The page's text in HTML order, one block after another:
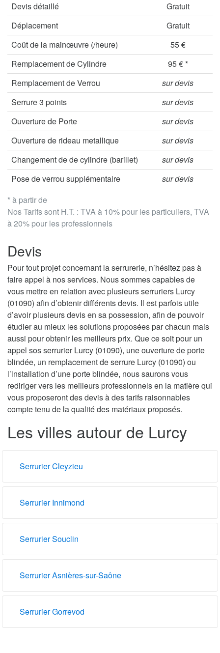
* à partir de
Nos Tarifs sont H.T. : TVA à 10% pour les particuliers, TVA
à 20% pour les professionnels
Devis détaillé
Gratuit
Déplacement
Gratuit
Coût de la mainœuvre (/heure)
55 €
Remplacement de Cylindre
95 € *
Remplacement de Verrou
sur devis
Serrure 3 points
sur devis
Ouverture de Porte
sur devis
Ouverture de rideau metallique
sur devis
Changement de de cylindre (barillet)
sur devis
Pose de verrou supplémentaire
sur devis
Devis
Pour tout projet concernant la serrurerie, n’hésitez pas à
faire appel à nos services. Nous sommes capables de
vous mettre en relation avec plusieurs serruriers Lurcy
(01090) afin d’obtenir différents devis. Il est parfois utile
d’avoir plusieurs devis en sa possession, afin de pouvoir
étudier au mieux les solutions proposées par chacun mais
aussi pour obtenir les meilleurs prix. Que ce soit pour un
appel sos serrurier Lurcy (01090), une ouverture de porte
blindée, un remplacement de serrure Lurcy (01090) ou
l’installation d’une porte blindée, nous saurons vous
rediriger vers les meilleurs professionnels en la matière qui
vous proposeront des devis à des tarifs raisonnables
compte tenu de la qualité des matériaux proposés.
Les villes autour de Lurcy
Serrurier Cleyzieu
Serrurier Innimond
Serrurier Souclin
Serrurier Asnières-sur-Saône
Serrurier Gorrevod